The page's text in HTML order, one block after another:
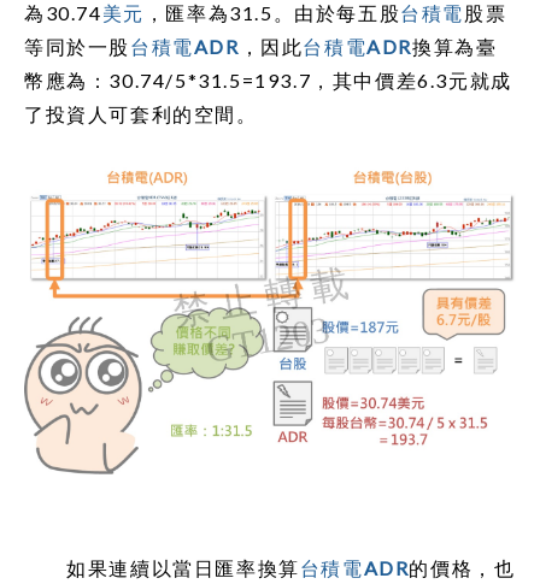
為30.74美元 ，匯率為31.5。由於每五股台積電 股票
等同於一股 台積電ADR ，因此台積電ADR換算為臺
幣應為：30.74/5*31.5=193.7，其中價差6.3元就成
了投資人可套利的空間。
如果連續以當日匯率換算台積電ADR的價格，也